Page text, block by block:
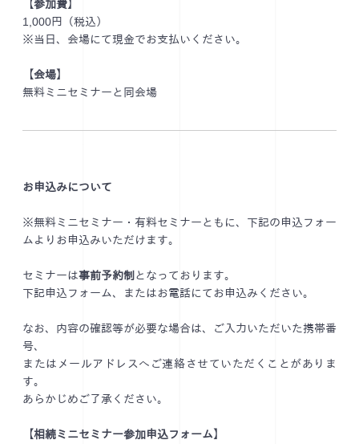
【参加費】
1,000円（税込）
※当日、会場にて現金でお支払いください。
【会場】
無料ミニセミナーと同会場
お申込みについて
※無料ミニセミナー・有料セミナーともに、下記の申込フォー
ムよりお申込みいただけます。
セミナーは事前予約制となっております。
下記申込フォーム、またはお電話にてお申込みください。
なお、内容の確認等が必要な場合は、ご入力いただいた携帯番
号、
またはメールアドレスへご連絡させていただくことがありま
す。
あらかじめご了承ください。
【相続ミニセミナー参加申込フォーム】